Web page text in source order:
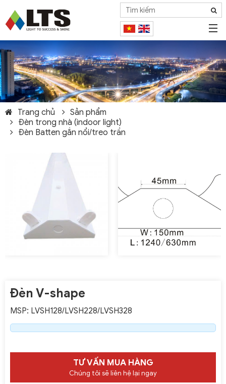
Trang chủ
Sản phẩm
Đèn trong nhà (indoor light)
Đèn Batten gắn nổi/treo trần
Đèn V-shape
MSP: LVSH128/LVSH228/LVSH328
TƯ VẤN MUA HÀNG
Chúng tôi sẽ liên hệ lại ngay